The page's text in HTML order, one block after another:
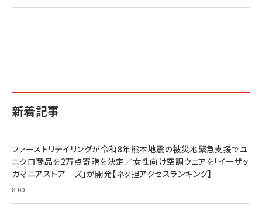
新着記事
ファーストリテイリングが令和8年熊本地震の被災地緊急支援でユ
ニクロ商品を2万点寄贈を決定／女性向け空調ウェアを「イーザッ
カマニアストア―ズ」が開発【ネッ担アクセスランキング】
8:00